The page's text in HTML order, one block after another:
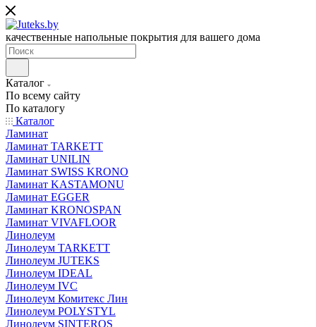
качественные напольные покрытия для вашего дома
Каталог
По всему сайту
По каталогу
Каталог
Ламинат
Ламинат TARKETT
Ламинат UNILIN
Ламинат SWISS KRONO
Ламинат KASTAMONU
Ламинат EGGER
Ламинат KRONOSPAN
Ламинат VIVAFLOOR
Линолеум
Линолеум TARKETT
Линолеум JUTEKS
Линолеум IDEAL
Линолеум IVC
Линолеум Комитекс Лин
Линолеум POLYSTYL
Линолеум SINTEROS